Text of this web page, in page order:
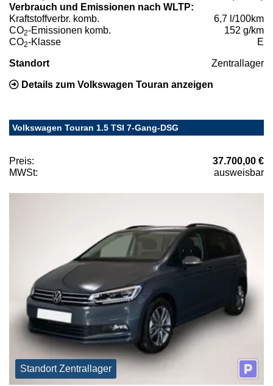
Verbrauch und Emissionen nach WLTP:
Kraftstoffverbr. komb.
6,7 l/100km
CO2-Emissionen komb.
152 g/km
CO2-Klasse E
Standort Zentrallager
Details zum Volkswagen Touran anzeigen
Volkswagen Touran 1.5 TSI 7-Gang-DSG
Preis:
37.700,00 €
MWSt:
ausweisbar
Standort Zentrallager